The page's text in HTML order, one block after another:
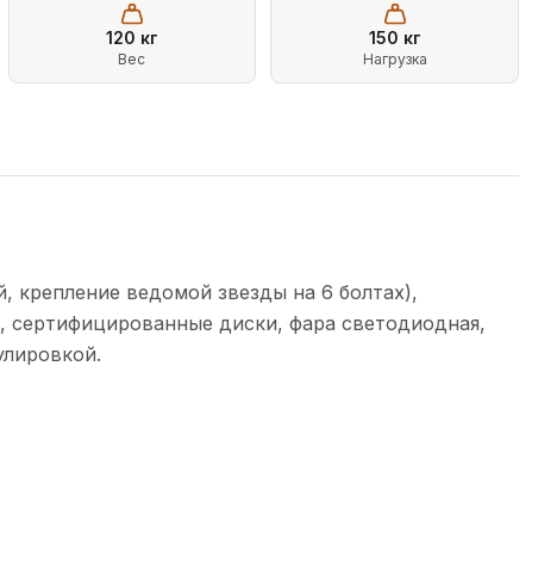
120 кг
Вес
150 кг
Нагрузка
крепление ведомой звезды на 6 болтах),
диски, фара светодиодная,